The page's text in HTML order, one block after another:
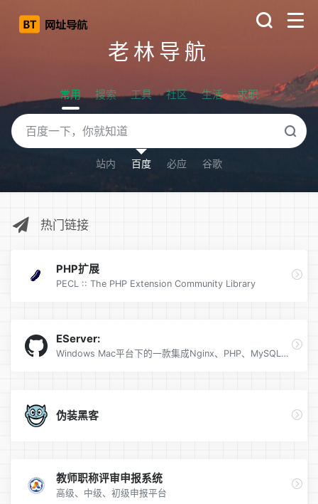
老林导航
常用 搜索 工具 社区 生活 求职
站内 百度 必应 谷歌
热门链接
PHP扩展
PECL :: The PHP Extension Community Library
EServer:
Windows Mac平台下的一款集成Nginx、PHP、MySQL、Redis等服务的GUI集成环境
伪装黑客
教师职称评审申报系统
高级、中级、初级申报平台